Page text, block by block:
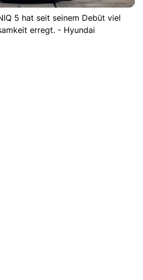
5 hat seit seinem Debüt viel
erregt. - Hyundai